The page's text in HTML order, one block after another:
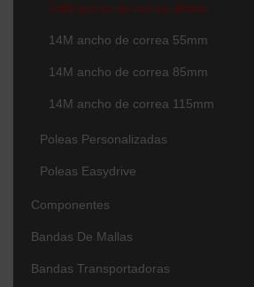
14M ancho de correa 40mm
14M ancho de correa 55mm
14M ancho de correa 85mm
14M ancho de correa 115mm
Poleas Personalizadas
Poleas Easydrive
Componentes
Bandas De Mallas
Bandas Transportadoras